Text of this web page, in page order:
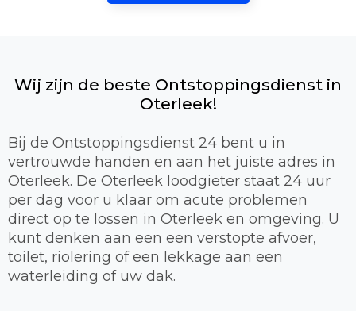
Wij zijn de beste Ontstoppingsdienst in
Oterleek!
Bij de Ontstoppingsdienst 24 bent u in
vertrouwde handen en aan het juiste adres in
Oterleek. De Oterleek loodgieter staat 24 uur
per dag voor u klaar om acute problemen
direct op te lossen in Oterleek en omgeving. U
kunt denken aan een een verstopte afvoer,
toilet, riolering of een lekkage aan een
waterleiding of uw dak.